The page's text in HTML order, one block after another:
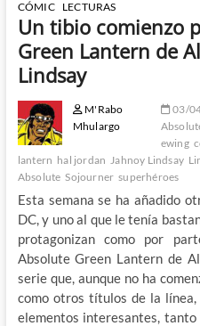
CÓMIC LECTURAS
Un tibio comienzo
Green Lantern de
Lindsay
M'Rabo
Mhulargo
03/
ewing
lantern hal jordan Jahnoy Lindsay
Absolute Sojourner superhéroes
Esta semana se ha añadido
DC, y uno al que le tenía
protagonizan como por
Absolute Green Lantern de
serie que, aunque no ha
como otros títulos de la
elementos interesantes,